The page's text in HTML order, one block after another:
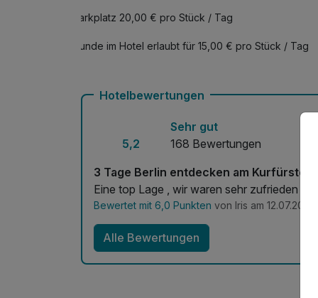
Obstkorb
Parkplatz 20,00 € pro Stück / Tag
Hunde im Hotel erlaubt für 15,00 € pro Stück / Tag
Hotelbewertungen
5,2
Sehr gut
168 Bewertungen
3 Tage Berlin entdecken am
Eine top Lage , wir waren sehr zufrieden ,
Bewertet mit 6,0 Punkten von Iris am 12.07.2026
Alle Bewertungen